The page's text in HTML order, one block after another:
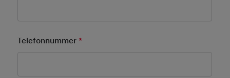
Telefonnummer*